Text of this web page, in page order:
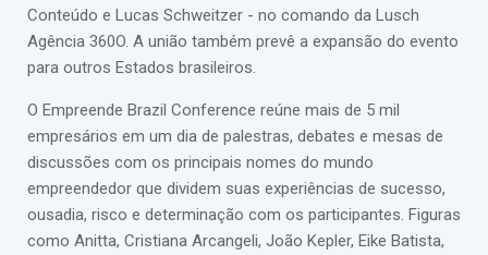
Conteúdo e Lucas Schweitzer - no comando da Lusch
Agência 360O. A união também prevê a expansão do evento
para outros Estados brasileiros.
O Empreende Brazil Conference reúne mais de 5 mil
empresários em um dia de palestras, debates e mesas de
discussões com os principais nomes do mundo
empreendedor que dividem suas experiências de sucesso,
ousadia, risco e determinação com os participantes. Figuras
como Anitta, Cristiana Arcangeli, João Kepler, Eike Batista,